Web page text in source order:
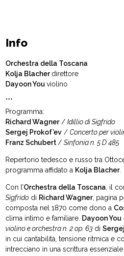
Info
Orchestra della Toscana
Kolja Blacherdirettore
Dayoon You violino
***
Programma:
Richard Wagner/ Idillio di Sigfrido
Sergej Prokof’ev/ Concerto per
Franz Schubert/ Sinfonia n. 5 D 485
Repertorio tedesco e russo tra
programma affidato a Kolja Blacher.
Con l’Orchestra della Toscana, il
Sigfridodi Richard Wagner, pagina
composta nel 1870 come dono a
clima intimo e familiare. Dayoon You
violino e orchestra n. 2 op. 63di
in cui cantabilità, tensione ritmica e
intrecciano in una scrittura essenziale